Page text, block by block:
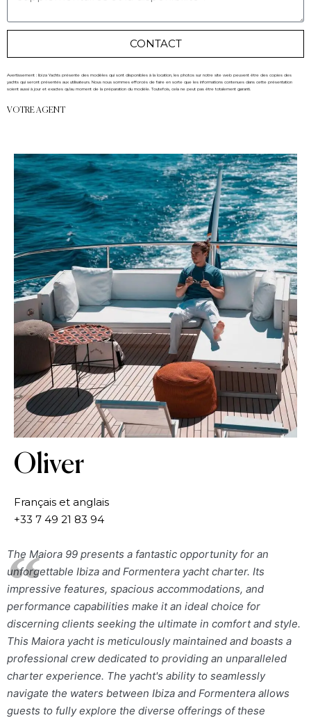
CONTACT
Avertissement : Ibiza Yachts présente des modèles qui sont disponibles à la location, les photos sur notre site web peuvent être des copies des
yachts qui seront présentés aux utilisateurs. Nous nous sommes efforcés de faire en sorte que les informations contenues dans cette présentation
soient aussi à jour et exactes qu’au moment de la préparation du modèle. Toutefois, cela ne peut pas être totalement garanti.
VOTRE AGENT
Oliver
Français et anglais
+33 7 49 21 83 94
The Maiora 99 presents a fantastic opportunity for an
unforgettable Ibiza and Formentera yacht charter. Its
impressive features, spacious accommodations, and
performance capabilities make it an ideal choice for
discerning clients seeking the ultimate in comfort and style.
This Maiora yacht is meticulously maintained and boasts a
professional crew dedicated to providing an unparalleled
charter experience. The yacht's ability to seamlessly
navigate the waters between Ibiza and Formentera allows
guests to fully explore the diverse offerings of these